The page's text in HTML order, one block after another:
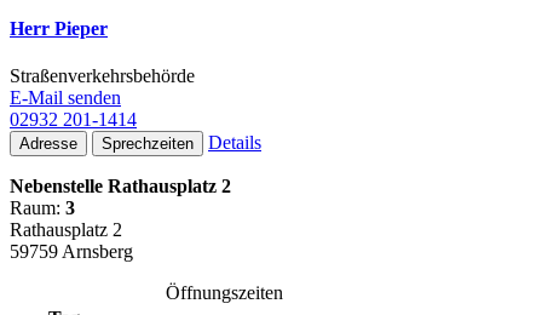
Herr Pieper
Straßenverkehrsbehörde
E-Mail senden
02932 201-1414
Adresse Sprechzeiten Details
Nebenstelle Rathausplatz 2
Raum: 3
Rathausplatz 2
59759 Arnsberg
Öffnungszeiten